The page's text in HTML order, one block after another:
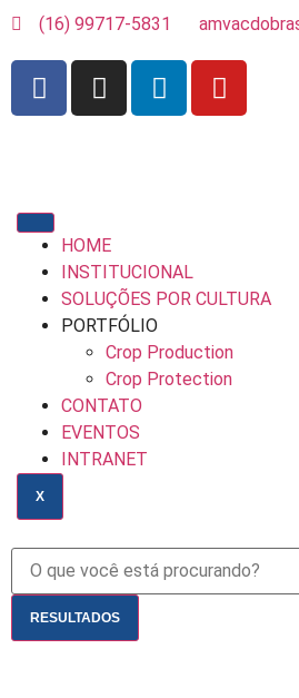
(16) 99717-5831
HOME
INSTITUCIONAL
SOLUÇÕES POR CULTURA
PORTFÓLIO
Crop Production
Crop Protection
CONTATO
EVENTOS
INTRANET
X
RESULTADOS